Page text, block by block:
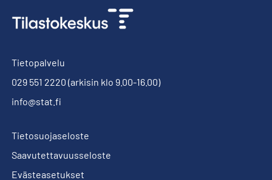
Tietopalvelu
029 551 2220 (arkisin klo 9.00-16.00)
info@stat.fi
Tietosuojaseloste
Saavutettavuusseloste
Evästeasetukset